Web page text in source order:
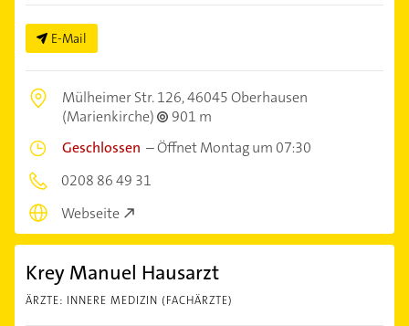
E-Mail
Mülheimer Str. 126,46045 Oberhausen
(Marienkirche)
901 m
Geschlossen –Öffnet Montag um 07:30
0208 86 49 31
Webseite
Krey Manuel Hausarzt
ÄRZTE: INNERE MEDIZIN (FACHÄRZTE)